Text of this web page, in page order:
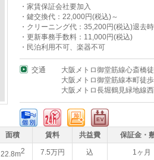
・家賃保証会社要加入
・鍵交換代：22,000円(税込)～
・クリーニング代：35,200円(税込)退去
・更新事務手数料：11,000円(税込)
・民泊利用不可、楽器不可
交通
大阪メトロ御堂筋線心斎橋
大阪メトロ御堂筋線本町徒
大阪メトロ長堀鶴見緑地線
面積 賃料 共益費 保証金・
22.8m2 7.5万円 込 1ヶ月